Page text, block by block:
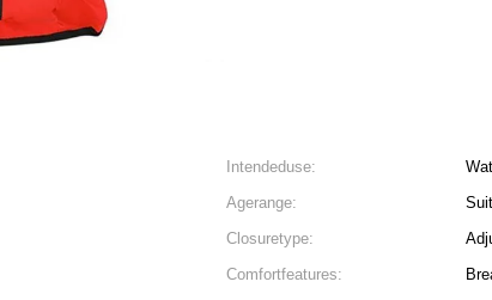
Intendeduse:
Agerange:
Closuretype:
Comfortfeatures: